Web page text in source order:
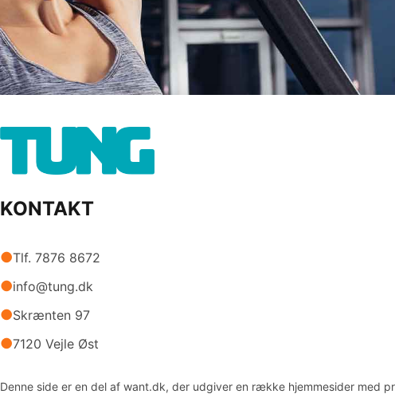
KONTAKT
●Tlf. 7876 8672
●info@tung.dk
●Skrænten 97
●7120 Vejle Øst
Denne side er en del af want.dk, der udgiver en række hjemmesider med